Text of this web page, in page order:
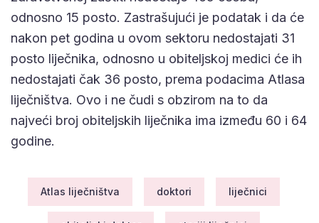
odnosno 15 posto. Zastrašujući je podatak i da će
nakon pet godina u ovom sektoru nedostajati 31
posto liječnika, odnosno u obiteljskoj medici će ih
nedostajati čak 36 posto, prema podacima Atlasa
liječništva. Ovo i ne čudi s obzirom na to da
najveći broj obiteljskih liječnika ima između 60 i 64
godine.
Atlas liječništva doktori liječnici